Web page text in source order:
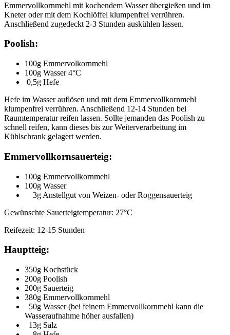
Emmervollkornmehl mit kochendem Wasser übergießen und im
Kneter oder mit dem Kochlöffel klumpenfrei verrühren.
Anschließend zugedeckt 2-3 Stunden auskühlen lassen.
Poolish:
100g Emmervolkornmehl
100g Wasser 4°C
0,5g Hefe
Hefe im Wasser auflösen und mit dem Emmervollkornmehl
klumpenfrei verrühren. Anschließend 12-14 Stunden bei
Raumtemperatur reifen lassen. Sollte jemanden das Poolish zu
schnell reifen, kann dieses bis zur Weiterverarbeitung im
Kühlschrank gelagert werden.
Emmervollkornsauerteig:
100g Emmervollkornmehl
100g Wasser
3g Anstellgut von Weizen- oder Roggensauerteig
Gewünschte Sauerteigtemperatur: 27°C
Reifezeit: 12-15 Stunden
Hauptteig:
350g Kochstück
200g Poolish
200g Sauerteig
380g Emmervollkornmehl
50g Wasser (bei feinem Emmervollkornmehl kann die
Wasseraufnahme höher ausfallen)
13g Salz